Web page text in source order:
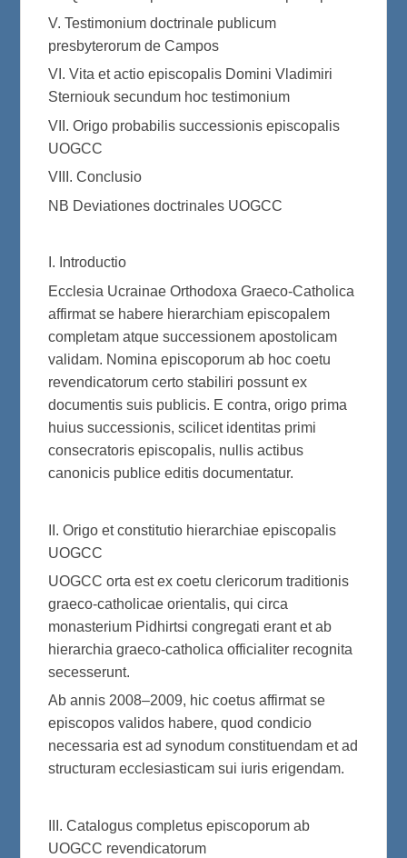
V. Testimonium doctrinale publicum
presbyterorum de Campos
VI. Vita et actio episcopalis Domini Vladimiri
Sterniouk secundum hoc testimonium
VII. Origo probabilis successionis episcopalis
UOGCC
VIII. Conclusio
NB Deviationes doctrinales UOGCC
I. Introductio
Ecclesia Ucrainae Orthodoxa Graeco-Catholica
affirmat se habere hierarchiam episcopalem
completam atque successionem apostolicam
validam. Nomina episcoporum ab hoc coetu
revendicatorum certo stabiliri possunt ex
documentis suis publicis. E contra, origo prima
huius successionis, scilicet identitas primi
consecratoris episcopalis, nullis actibus
canonicis publice editis documentatur.
II. Origo et constitutio hierarchiae episcopalis
UOGCC
UOGCC orta est ex coetu clericorum traditionis
graeco-catholicae orientalis, qui circa
monasterium Pidhirtsi congregati erant et ab
hierarchia graeco-catholica officialiter recognita
secesserunt.
Ab annis 2008–2009, hic coetus affirmat se
episcopos validos habere, quod condicio
necessaria est ad synodum constituendam et ad
structuram ecclesiasticam sui iuris erigendam.
III. Catalogus completus episcoporum ab
UOGCC revendicatorum